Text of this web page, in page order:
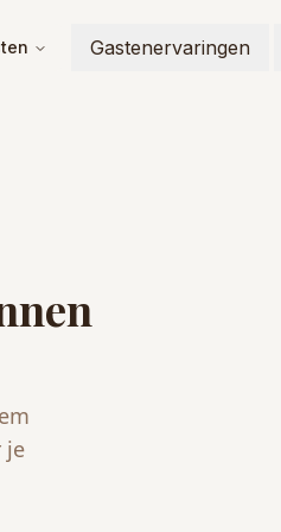
Gastenervaringen
je